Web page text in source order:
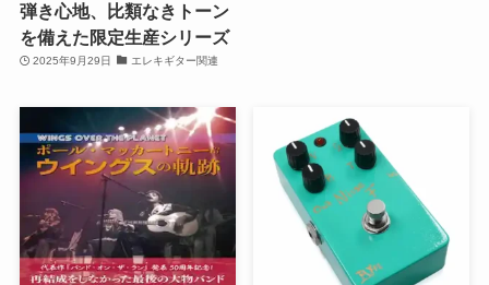
弾き心地、比類なきトーン
を備えた限定生産シリーズ
2025年9月29日 エレキギター関連